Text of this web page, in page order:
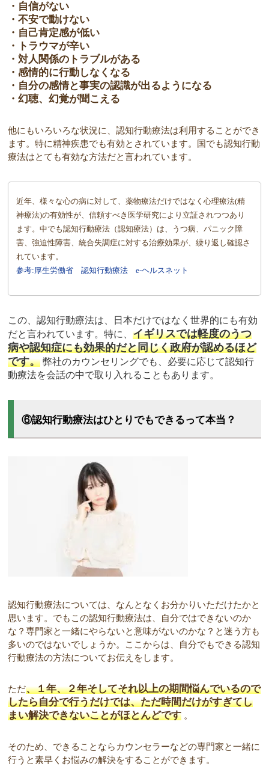
・自信がない
・不安で動けない
・自己肯定感が低い
・トラウマが辛い
・対人関係のトラブルがある
・感情的に行動しなくなる
・自分の感情と事実の認識が出るようになる
・幻聴、幻覚が聞こえる
他にもいろいろな状況に、認知行動療法は利用することができ
ます。特に精神疾患でも有効とされています。国でも認知行動
療法はとても有効な方法だと言われています。
近年、様々な心の病に対して、薬物療法だけではなく心理療法(精
神療法)の有効性が、信頼すべき医学研究により立証されつつあり
ます。中でも認知行動療法（認知療法）は、うつ病、パニック障
害、強迫性障害、統合失調症に対する治療効果が、繰り返し確認さ
れています。
参考:厚生労働省 認知行動療法 e-ヘルスネット
この、認知行動療法は、日本だけではなく世界的にも有効
だと言われています。特に、イギリスでは軽度のうつ
病や認知症にも効果的だと同じく政府が認めるほど
です。 弊社のカウンセリングでも、必要に応じて認知行
動療法を会話の中で取り入れることもあります。
⑥認知行動療法はひとりでもできるって本当？
認知行動療法については、なんとなくお分かりいただけたかと
思います。でもこの認知行動療法は、自分ではできないのか
な？専門家と一緒にやらないと意味がないのかな？と迷う方も
多いのではないでしょうか。ここからは、自分でもできる認知
行動療法の方法についてお伝えをします。
ただ、１年、２年そしてそれ以上の期間悩んでいるので
したら自分で行うだけでは、ただ時間だけがすぎてし
まい解決できないことがほとんどです 。
そのため、できることならカウンセラーなどの専門家と一緒に
行うと素早くお悩みの解決をすることができます。